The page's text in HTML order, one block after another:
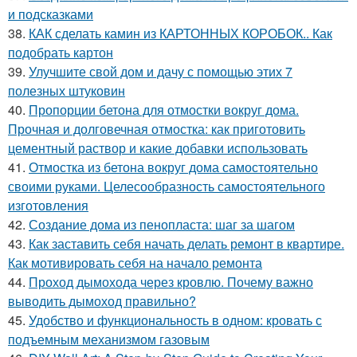
и подсказками
38. КАК сделать камин из КАРТОННЫХ КОРОБОК.. Как
подобрать картон
39. Улучшите свой дом и дачу с помощью этих 7
полезных штуковин
40. Пропорции бетона для отмостки вокруг дома.
Прочная и долговечная отмостка: как приготовить
цементный раствор и какие добавки использовать
41. Отмостка из бетона вокруг дома самостоятельно
своими руками. Целесообразность самостоятельного
изготовления
42. Создание дома из пенопласта: шаг за шагом
43. Как заставить себя начать делать ремонт в квартире.
Как мотивировать себя на начало ремонта
44. Проход дымохода через кровлю. Почему важно
выводить дымоход правильно?
45. Удобство и функциональность в одном: кровать с
подъемным механизмом газовым